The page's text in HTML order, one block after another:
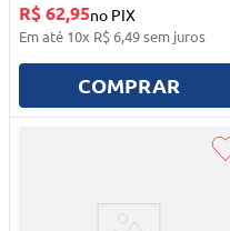
R$ 62,95no PIX
Em até 10x R$ 6,49sem juros
COMPRAR